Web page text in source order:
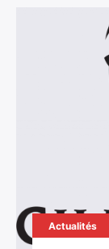
Actualités